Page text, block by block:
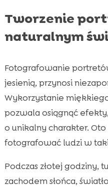
Tworzenie
naturalnym
Fotografowanie
jesienią, przynosi
Wykorzystanie
pozwala osiągnąć
o unikalny charakter.
fotografować ludzi w
Podczas złotej godziny,
zachodem słońca,